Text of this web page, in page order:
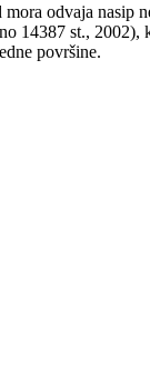
mora odvaja nasip
14387 st.,
površine.